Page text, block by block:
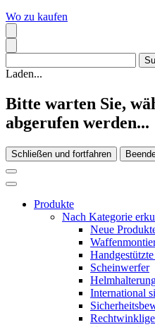
Wo zu kaufen
Laden...
Bitte warten Sie,
abgerufen werden...
Schließen und fortfahren
Produkte
Nach Kategorie
Neue
Scheinwerfer
International